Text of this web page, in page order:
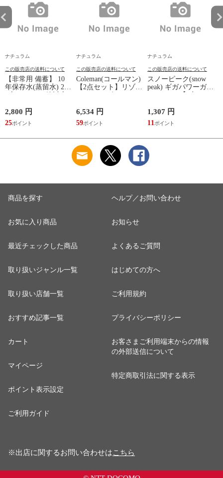
ナチュラム
この販売店の送料について
【非常用 備蓄】 10
年保存水(蒸留水) 2l
2L×6本 1箱
2,800 円
25
ナチュラム
この販売店の送料について
Coleman(コールマン)
【2点セット】リゾー
6,534 円
59
ナチュラム
この販売店の送料について
スノーピーク(snow
peak) ギガパワーガス
1,307 円
11
商品を探す
お気に入り商品
最近チェックした商品
取り扱いジャンル一覧
取り扱い店舗一覧
おすすめ記事一覧
カート
マイページ
ポイント表示設定
ご利用ガイド
ヘルプ／お問い合わせ
お知らせ
よくあるご質問
はじめての方へ
ご利用規約
プライバシーポリシー
お客さまご利用端末からの情報
の外部送信について
特定商取引法に関する表示
※出店に関するお問い合わせはこちら